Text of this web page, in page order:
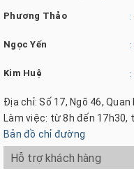
Phương Thảo :
Ngọc Yến :
Kim Huệ :
Địa chỉ: Số 17, Ngõ 46, Quan
Làm việc: từ 8h đến
Bản đồ chỉ đường
Hỗ trợ khách hàng